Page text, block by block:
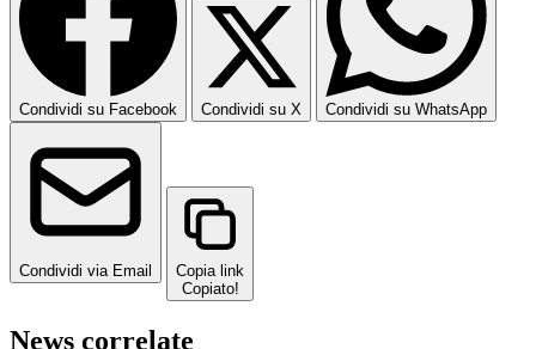
Condividi su Facebook Condividi su X Condividi su WhatsApp
Condividi via Email
Copia link
Copiato!
News correlate